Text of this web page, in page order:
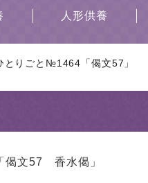
人形供養
とりごと№1464「偈文57」
偈文57 香水偈」